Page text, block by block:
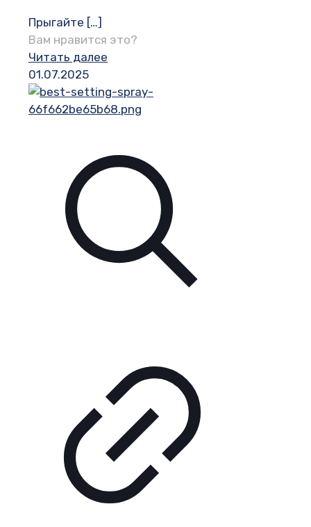
Прыгайте […]
Вам нравится это?
Читать далее
01.07.2025